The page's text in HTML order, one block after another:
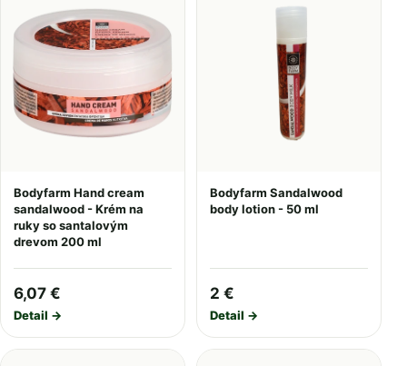
Bodyfarm Hand cream
sandalwood - Krém na
ruky so santalovým
drevom 200 ml
6,07 €
Detail →
Bodyfarm Sandalwood
body lotion - 50 ml
2 €
Detail →